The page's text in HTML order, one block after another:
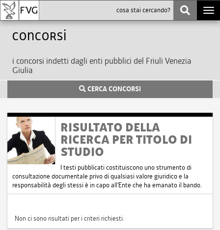
Concorsi
i concorsi indetti dagli enti pubblici del Friuli Venezia
Giulia
CERCA CONCORSI
RISULTATO DELLA
RICERCA PER TITOLO DI
STUDIO
I testi pubblicati costituiscono uno strumento di
consultazione documentale privo di qualsiasi valore giuridico e la
responsabilità degli stessi è in capo all'Ente che ha emanato il bando.
Non ci sono risultati per i criteri richiesti.